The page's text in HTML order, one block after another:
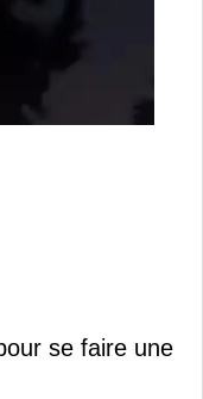
se faire une